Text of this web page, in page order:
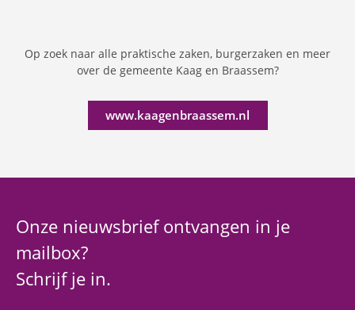
Op zoek naar alle praktische zaken, burgerzaken en meer
over de gemeente Kaag en Braassem?
www.kaagenbraassem.nl
Onze nieuwsbrief ontvangen in je
mailbox?
Schrijf je in.